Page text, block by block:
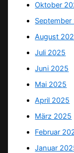
Oktober
September
August
Juli 2025
Juni 2025
Mai 2025
April 2025
März 2025
Februar
Januar